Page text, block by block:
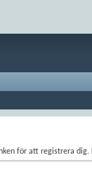
för att registrera dig.